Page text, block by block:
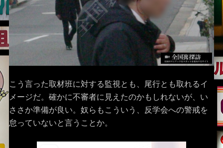
こう言った取材班に対する監視とも、尾行とも取れるイ
メージだ。確かに不審者に見えたのかもしれないが、い
ささか準備が良い。奴らもこういう、反学会への警戒を
怠っていないと言うことか。